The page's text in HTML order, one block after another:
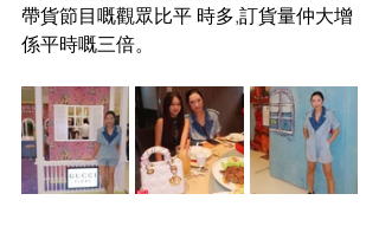
帶貨節目嘅觀眾比平 時多,訂貨量仲大增
係平時嘅三倍。